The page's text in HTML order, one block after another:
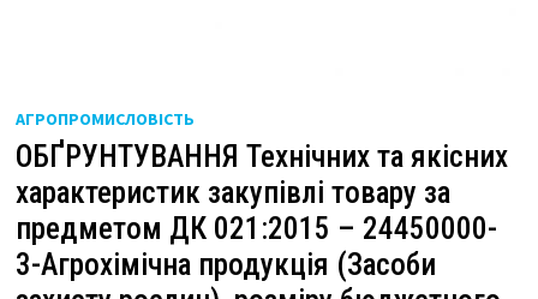
АГРОПРОМИСЛОВІСТЬ
ОБҐРУНТУВАННЯ Технічних та якісних
характеристик закупівлі товару за
предметом ДК 021:2015 – 24450000-
3-Агрохімічна продукція (Засоби